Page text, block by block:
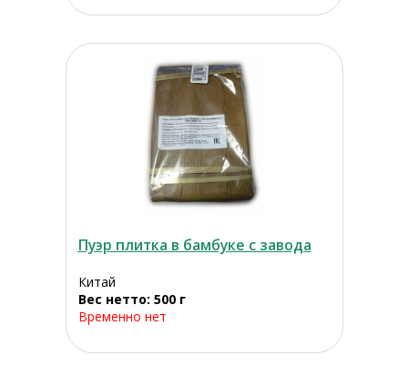
Пуэр плитка в бамбуке с завода
Китай
Вес нетто: 500 г
Временно нет